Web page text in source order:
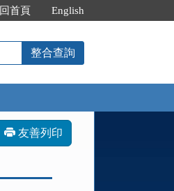
回首頁 English
整合查詢
友善列印